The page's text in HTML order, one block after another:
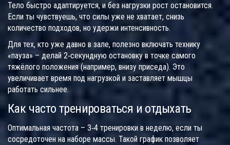
Тело быстро адаптируется, и без нагрузки рост остановится.
Если ты чувствуешь, что силы уже не хватает, снизь
количество подходов, но удержи интенсивность.
Для тех, кто уже давно в зале, полезно включать технику
«пауза» – делай 2‑секундную остановку в точке самого
тяжёлого положения (например, внизу приседа). Это
увеличивает время под нагрузкой и заставляет мышцы
работать сильнее.
Как часто тренироваться и отдыхать
Оптимальная частота – 3‑4 тренировки в неделю, если ты
сосредоточен на наборе массы. Такой график позволяет